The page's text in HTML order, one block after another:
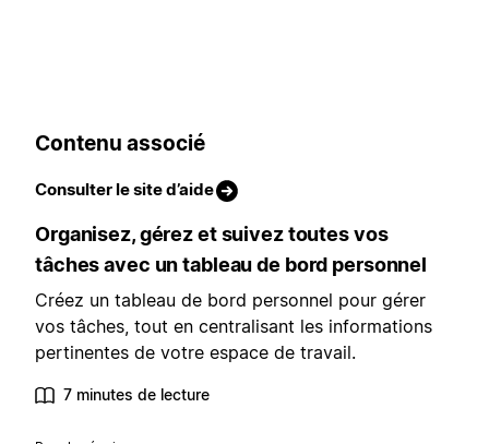
Contenu associé
Consulter le site d’aide
Organisez, gérez et suivez toutes vos
tâches avec un tableau de bord personnel
Créez un tableau de bord personnel pour gérer
vos tâches, tout en centralisant les informations
pertinentes de votre espace de travail.
7 minutes de lecture